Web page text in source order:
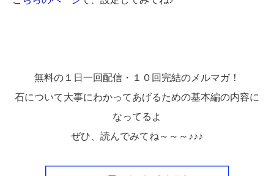
無料の１日一回配信・１０回完結のメルマガ！
石について大事にわかってあげるための基本編の内容に
なってるよ
ぜひ、読んでみてね～～～♪♪♪